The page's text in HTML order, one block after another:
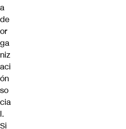
a
de
or
ga
niz
aci
ón
so
cia
l.
Si